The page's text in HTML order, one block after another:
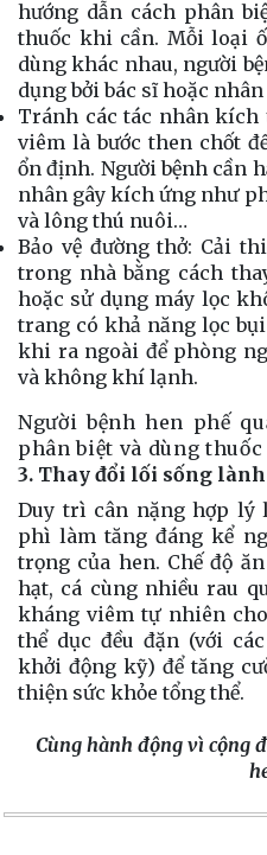
hướng dẫn cách phân
thuốc khi cần. Mỗi loại
dùng khác nhau, người
dụng bởi bác sĩ hoặc
Tránh các tác nhân kích
viêm là bước then chốt
ổn định. Người bệnh cần
nhân gây kích ứng như
và lông thú nuôi…
Bảo vệ đường thở: Cải
trong nhà bằng cách
hoặc sử dụng máy lọc
trang có khả năng lọc
khi ra ngoài để phòng
và không khí lạnh.
Người bệnh hen phế
phân biệt và dùng
3. Thay đổi lối sống
Duy trì cân nặng hợp lý
phì làm tăng đáng kể
trọng của hen. Chế độ
hạt, cá cùng nhiều rau
kháng viêm tự nhiên
thể dục đều đặn (với
khởi động kỹ) để tăng
thiện sức khỏe tổng thể.
Cùng hành động vì cộng